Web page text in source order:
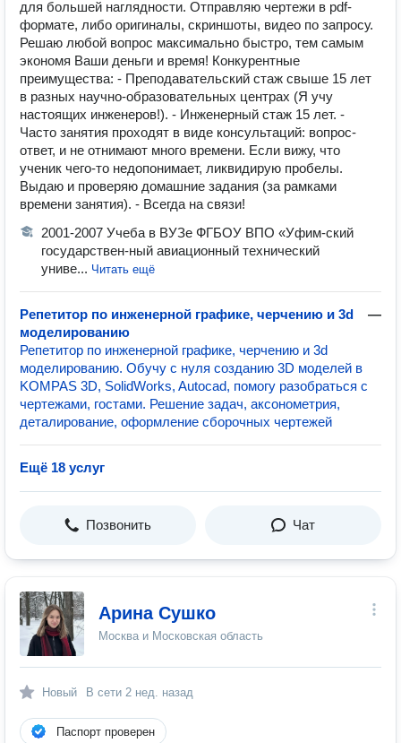
для большей наглядности. Отправляю чертежи в pdf-
формате, либо оригиналы, скриншоты, видео по запросу.
Решаю любой вопрос максимально быстро, тем самым
экономя Ваши деньги и время! Конкурентные
преимущества: - Преподавательский стаж свыше 15 лет
в разных научно-образовательных центрах (Я учу
настоящих инженеров!). - Инженерный стаж 15 лет. -
Часто занятия проходят в виде консультаций: вопрос-
ответ, и не отнимают много времени. Если вижу, что
ученик чего-то недопонимает, ликвидирую пробелы.
Выдаю и проверяю домашние задания (за рамками
времени занятия). - Всегда на связи!
2001-2007 Учеба в ВУЗе ФГБОУ ВПО «Уфим-ский
государствен-ный авиационный технический
униве... Читать ещё
Репетитор по инженерной графике, черчению и 3d
моделированию
—
Репетитор по инженерной графике, черчению и 3d
моделированию. Обучу с нуля созданию 3D моделей в
KOMPAS 3D, SolidWorks, Autocad, помогу разобраться с
чертежами, гостами. Решение задач, аксонометрия,
деталирование, оформление сборочных чертежей
Ещё 18 услуг
Позвонить Чат
Арина Сушко
Москва и Московская область
Новый В сети 2 нед. назад
Паспорт проверен